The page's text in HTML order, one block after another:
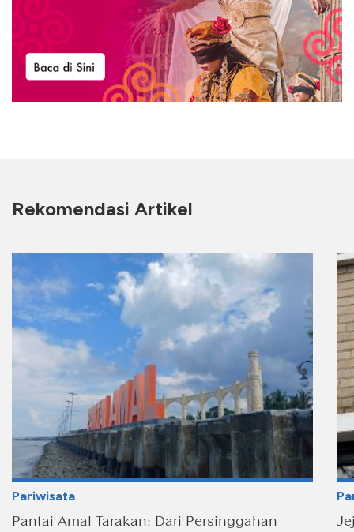
Rekomendasi Artikel
Pariwisata
Pantai Amal Tarakan: Dari Persinggahan